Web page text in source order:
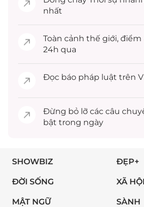
nhất
Toàn cảnh thế giới,
24h qua
Đọc báo pháp luật trên
Đừng bỏ lỡ các câu
bật trong ngày
SHOWBIZ ĐẸP+
ĐỜI SỐNG XÃ HỘI
MẬT NGỮ SÀNH